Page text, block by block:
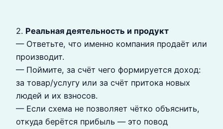
2. Реальная деятельность и продукт
— Ответьте, что именно компания продаёт или
производит.
— Поймите, за счёт чего формируется доход:
за товар/услугу или за счёт притока новых
людей и их взносов.
— Если схема не позволяет чётко объяснить,
откуда берётся прибыль — это повод